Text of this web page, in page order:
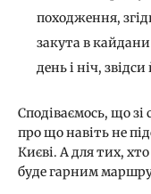
походження,
закута в
день і ніч, звідси
Сподіваємось, що зі
про що навіть не
Києві. А для тих,
буде гарним